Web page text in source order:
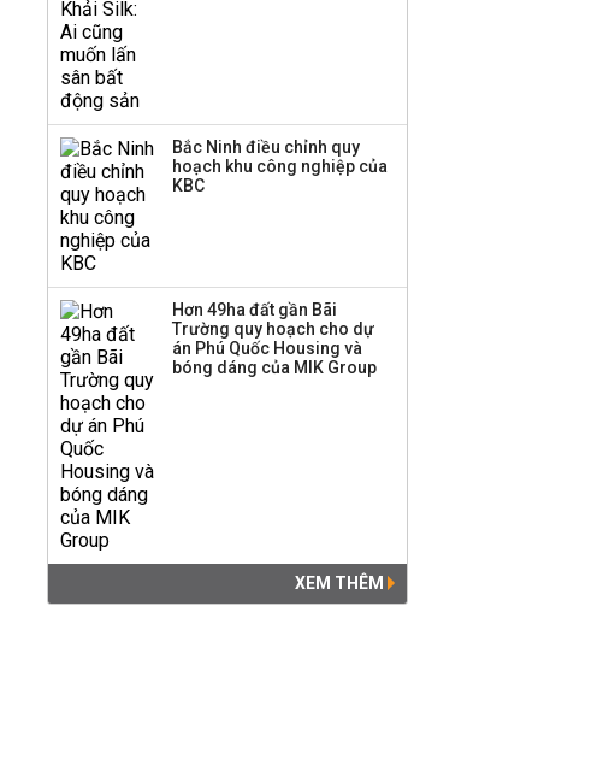
Bắc Ninh điều chỉnh quy
hoạch khu công nghiệp của
KBC
Hơn 49ha đất gần Bãi
Trường quy hoạch cho dự
án Phú Quốc Housing và
bóng dáng của MIK Group
XEM THÊM